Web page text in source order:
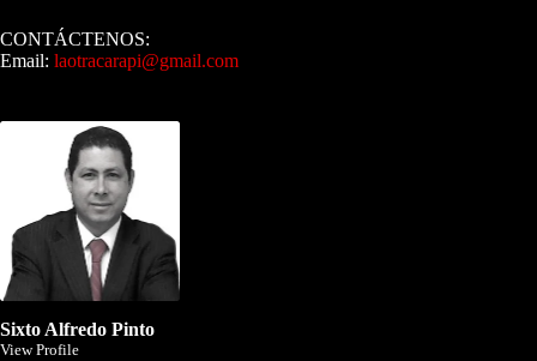
CONTÁCTENOS:
Email: laotracarapi@gmail.com
Sixto Alfredo Pinto
View Profile